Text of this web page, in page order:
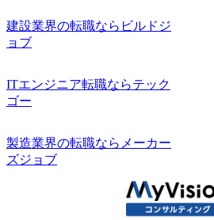
建設業界の転職ならビルドジ
ョブ
ITエンジニア転職ならテック
ゴー
製造業界の転職ならメーカー
ズジョブ